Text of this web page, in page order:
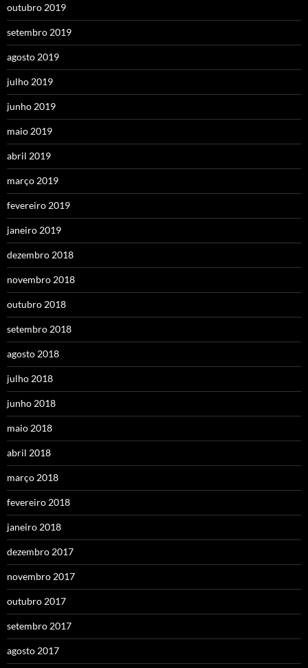
outubro 2019
setembro 2019
agosto 2019
julho 2019
junho 2019
maio 2019
abril 2019
março 2019
fevereiro 2019
janeiro 2019
dezembro 2018
novembro 2018
outubro 2018
setembro 2018
agosto 2018
julho 2018
junho 2018
maio 2018
abril 2018
março 2018
fevereiro 2018
janeiro 2018
dezembro 2017
novembro 2017
outubro 2017
setembro 2017
agosto 2017